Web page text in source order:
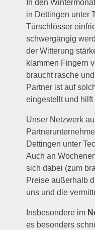
In den
in Dettingen unter
Türschlösser
schwergängig
der Witterung
klammen Fingern
braucht rasche
Partner ist auf
eingestellt und
Unser Netzwerk
Dettingen unter
Auch an
sich dabei (zum
Preise außerhalb
uns und die
Insbesondere im
es besonders